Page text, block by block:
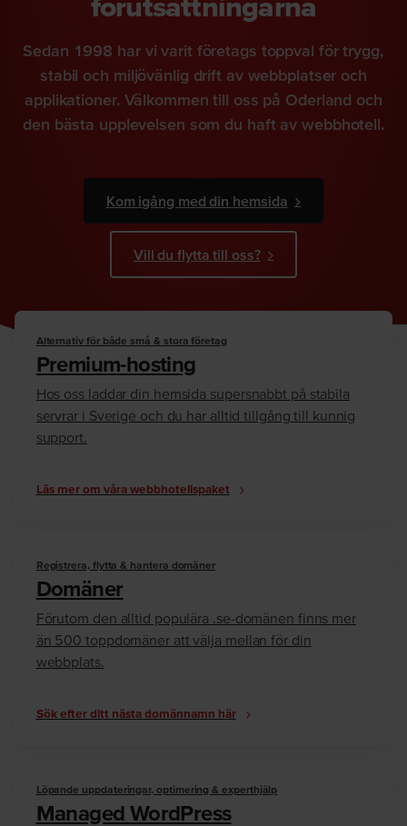
Sedan 1998 har vi varit företags toppval för trygg,
stabil och miljövänlig drift av webbplatser och
applikationer. Välkommen till oss på Oderland och
den bästa upplevelsen som du haft av webbhotell.
Kom igång med din hemsida
Vill du flytta till oss?
Alternativ för både små & stora företag
Premium-hosting
Hos oss laddar din hemsida supersnabbt på stabila
servrar i Sverige och du har alltid tillgång till kunnig
support.
Läs mer om våra webbhotellspaket
Registrera, flytta & hantera domäner
Domäner
Förutom den alltid populära .se-domänen finns mer
än 500 toppdomäner att välja mellan för din
webbplats.
Sök efter ditt nästa domännamn här
Löpande uppdateringar, optimering & experthjälp
Managed WordPress